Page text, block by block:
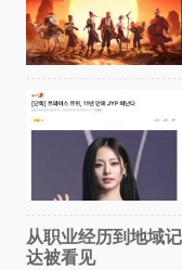
从职业经历到地域
达被看见